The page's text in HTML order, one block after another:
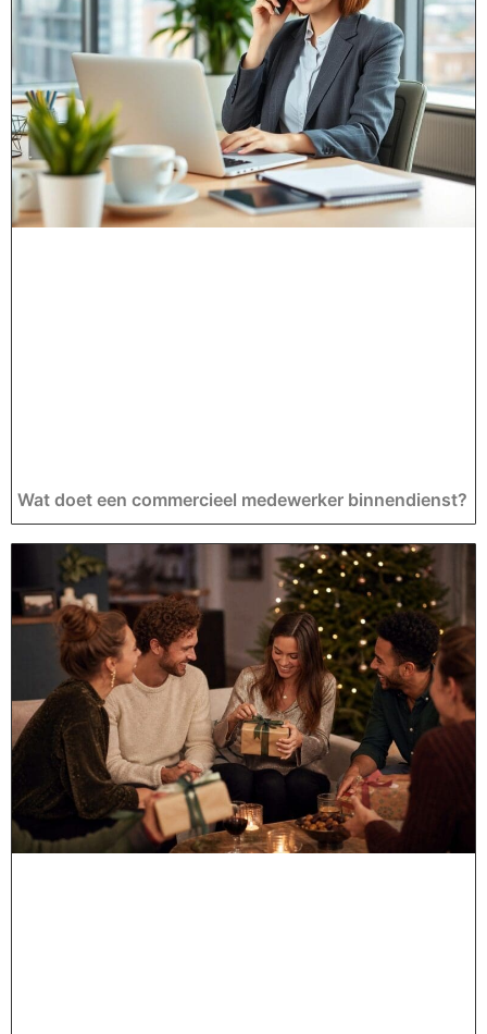
Wat doet een commercieel medewerker binnendienst?